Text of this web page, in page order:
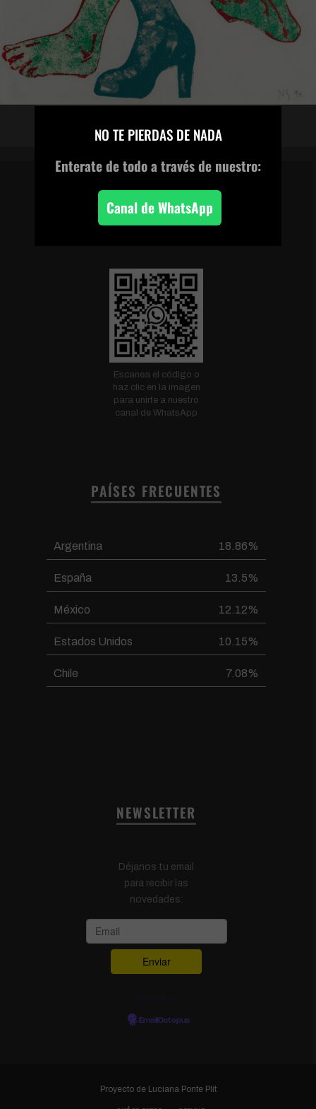
CANAL DE WHATSAPP
Escanea el código o
haz clic en la imagen
para unirte a nuestro
canal de WhatsApp
PAÍSES FRECUENTES
Argentina 18.86%
España 13.5%
México 12.12%
Estados Unidos 10.15%
Chile 7.08%
NEWSLETTER
Déjanos tu email
para recibir las
novedades:
EmailOctopus
Proyecto de Luciana Ponte Plit
NO TE PIERDAS DE NADA
Enterate de todoa través de nuestro:
Canal de WhatsApp